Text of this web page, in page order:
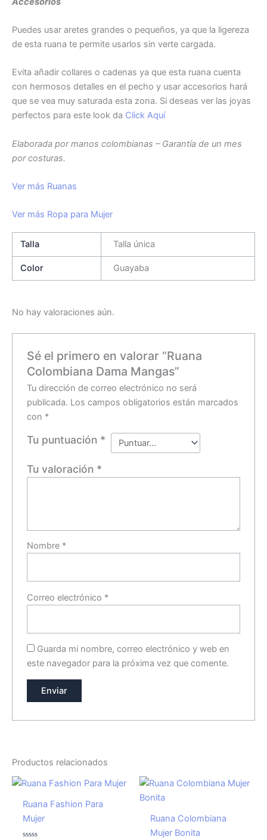
Puedes usar aretes grandes o pequeños, ya que la ligereza
de esta ruana te permite usarlos sin verte cargada.
Evita añadir collares o cadenas ya que esta ruana cuenta
con hermosos detalles en el pecho y usar accesorios hará
que se vea muy saturada esta zona. Si deseas ver las joyas
perfectos para este look da Click Aquí
Elaborada por manos colombianas – Garantía de un mes
por costuras.
Ver más Ruanas
Ver más Ropa para Mujer
Talla Talla única
Color Guayaba
No hay valoraciones aún.
Sé el primero en valorar “Ruana
Colombiana Dama Mangas”
Tu dirección de correo electrónico no será
publicada. Los campos obligatorios están marcados
con *
Tu puntuación *
Tu valoración *
Nombre *
Correo electrónico *
Guarda mi nombre, correo electrónico y web en
este navegador para la próxima vez que comente.
Productos relacionados
Ruana Fashion Para
Mujer
Ruana Colombiana
Mujer Bonita